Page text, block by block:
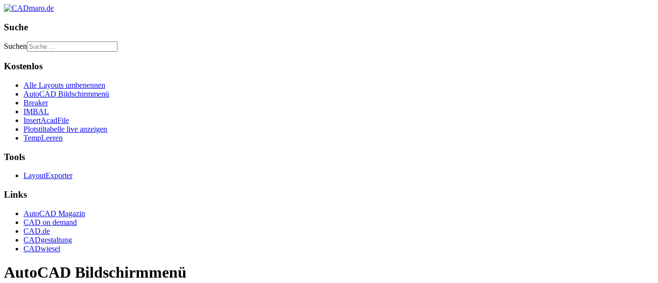
Suche
Suchen
Kostenlos
Alle Layouts umbenennen
AutoCAD Bildschirmmenü
Breaker
IMBAL
InsertAcadFile
Plotstiltabelle live anzeigen
TempLeeren
Tools
LayoutExporter
Links
AutoCAD Magazin
CAD on demand
CAD.de
CADgestaltung
CADwiesel
AutoCAD Bildschirmmenü